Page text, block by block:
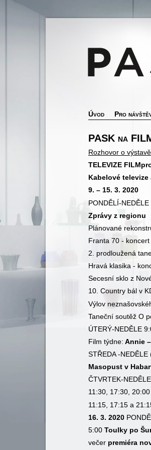
Úvod Pro
PASK na
Rozhovor o
TELEVIZE
Kabelové
9. – 15. 3. 2020
PONDĚLÍ-
Zprávy z regionu
Plánované
Franta 70 -
2. prodloužená
Hravá klasika -
Secesní sklo z
10. Country bál v
Výlov
Taneční soutěž O
ÚTERÝ-NEDĚLE
Film týdne: Annie
STŘEDA -
Masopust v
ČTVRTEK-NEDĚLE
11:30, 17:30,
11:15, 17:15 a
16. 3. 2020
5:00 Toulky po
večer premiéra